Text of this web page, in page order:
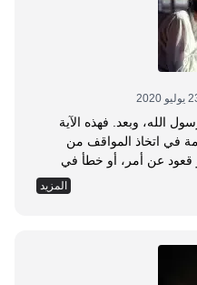
الحمد لله، والصلاة والسلام على رسول الله، وبعد. فهذه الآية
في اتخاذ المواقف من
قعود عن أمر، أو خطأ في
إن كانوا محسنين، فما من
إلى لومهم أو عقابهم (1). وقد جاء هذا النص القرآني في
المزيد